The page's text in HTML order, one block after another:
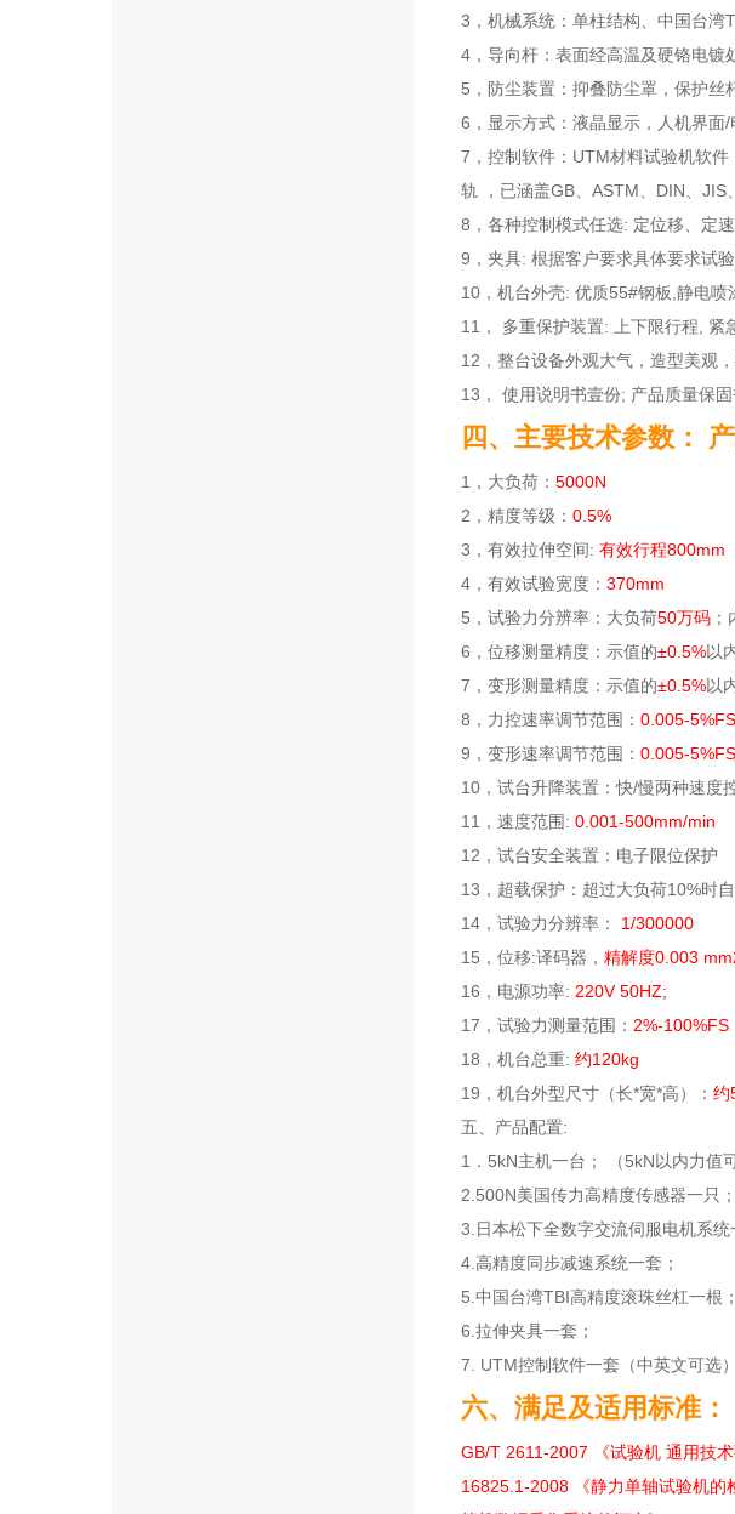
3，机械系统：单柱结构、中国台湾
4，导向杆：表面经高温及硬铬电镀
5，防尘装置：抑叠防尘罩，保护丝
6，显示方式：液晶显示，人机界面
7，控制软件：UTM材料试验机软
轨 ，已涵盖GB、ASTM、DIN、
8，各种控制模式任选: 定位移、定
9，夹具: 根据客户要求具体要求试
10，机台外壳: 优质55#钢板,静电喷
11， 多重保护装置: 上下限行程, 紧
12，整台设备外观大气，造型美观
13， 使用说明书壹份; 产品质量保固
四、主要技术参数：
1，大负荷： 5000N
2，精度等级： 0.5%
3，有效拉伸空间: 有效行程800mm
4，有效试验宽度： 370mm
5，试验力分辨率：大负荷50万码
6，位移测量精度：示值的±0.5%以
7，变形测量精度：示值的±0.5%以
8，力控速率调节范围： 0.005-
9，变形速率调节范围： 0.005-
10，试台升降装置：快/慢两种速度
11，速度范围: 0.001-500mm/min
12，试台安全装置：电子限位保护
13，超载保护：超过大负荷10%时
14，试验力分辨率：
1/300000
15，位移:译码器， 精解度0.003
16，电源功率: 220V 50HZ;
17，试验力测量范围： 2%-100%FS
18，机台总重: 约120kg
19，机台外型尺寸（长*宽*高）： 约
五、产品配置:
1．5kN主机一台； （5kN以内力值
2.500N美国传力高精度传感器一只
3.日本松下全数字交流伺服电机系统
4.高精度同步减速系统一套；
5.中国台湾TBI高精度滚珠丝杠一根；
6.拉伸夹具一套；
7. UTM控制软件一套（中英文可选）
六、满足及适用标准：
GB/T 2611-2007 《试验机 通用技
16825.1-2008 《静力单轴试验机